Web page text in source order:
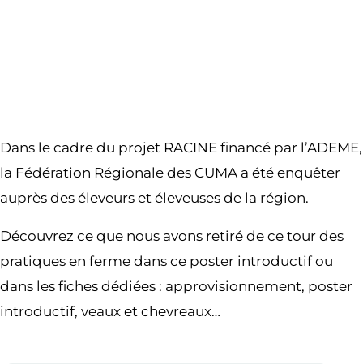
Dans le cadre du projet RACINE financé par l’ADEME,
la Fédération Régionale des CUMA a été enquêter
auprès des éleveurs et éleveuses de la région.
Découvrez ce que nous avons retiré de ce tour des
pratiques en ferme dans ce poster introductif ou
dans les fiches dédiées : approvisionnement, poster
introductif, veaux et chevreaux…